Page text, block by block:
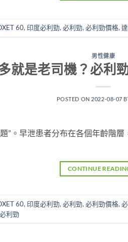
60, 印度必利勁, 必利勁, 必利勁價格,
男性健康
就是老司機？必利
POSTED ON 2022-08-07
”。早泄患者分布在各個年齡階
CONTINUE
60, 印度必利勁, 必利勁, 必利勁價格,
利勁